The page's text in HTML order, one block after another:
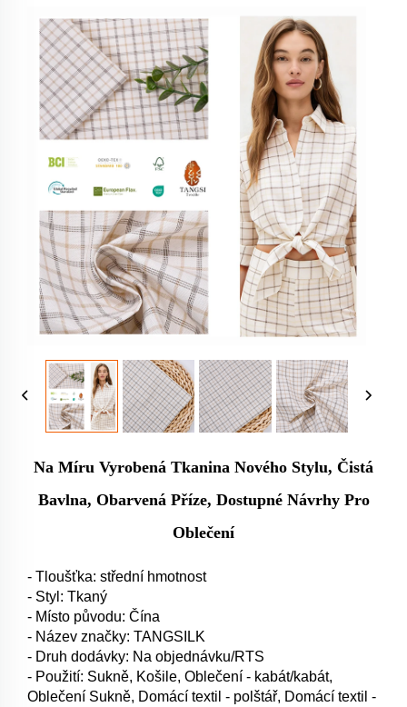
Na Míru Vyrobená Tkanina Nového Stylu, Čistá
Bavlna, Obarvená Příze, Dostupné Návrhy Pro
Oblečení
- Tloušťka: střední hmotnost
- Styl: Tkaný
- Místo původu: Čína
- Název značky: TANGSILK
- Druh dodávky: Na objednávku/RTS
- Použití: Sukně, Košile, Oblečení - kabát/kabát,
Oblečení Sukně, Domácí textil - polštář, Domácí textil -